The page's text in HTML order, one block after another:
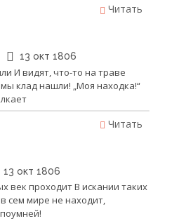
Читать
13 окт 1806
И видят, что-то на траве
клад нашли! „Моя находка!“
Читать
13 окт 1806
век проходит В искании таких
сем мире не находит,